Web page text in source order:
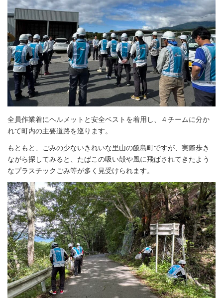
全員作業着にヘルメットと安全ベストを着用し、４チームに分か
れて町内の主要道路を巡ります。
もともと、ごみの少ないきれいな里山の飯島町ですが、実際歩き
ながら探してみると、たばこの吸い殻や風に飛ばされてきたよう
なプラスチックごみ等が多く見受けられます。